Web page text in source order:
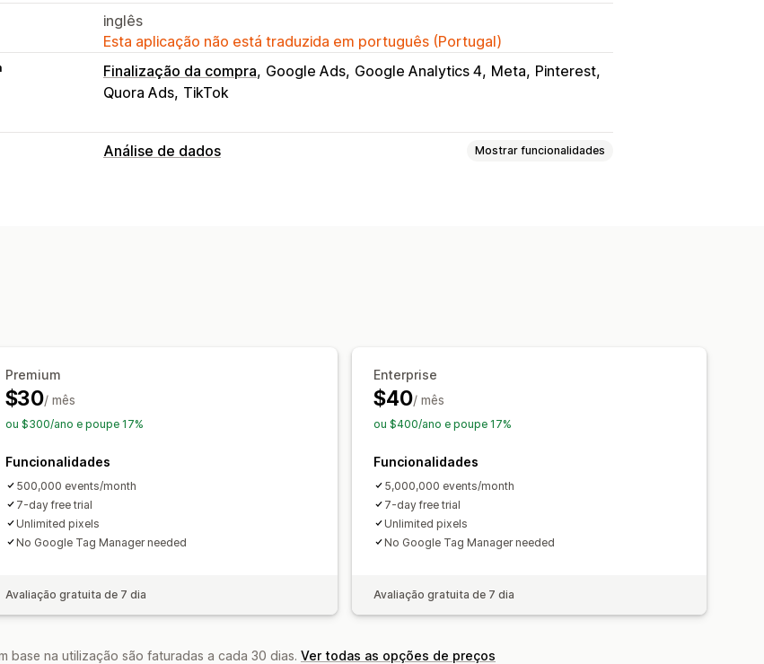
inglês
Esta aplicação não está traduzida em português (Portugal)
Finalização da compra Google Ads Google Analytics 4 Meta Pinterest
Quora Ads TikTok
Análise de dados Mostrar funcionalidades
Análise do histórico
Premium
$30/ mês
ou $300/ano e poupe 17%
Funcionalidades
500,000 events/month
7-day free trial
Unlimited pixels
No Google Tag Manager needed
Avaliação gratuita de 7 dia
Enterprise
$40/ mês
ou $400/ano e poupe 17%
Funcionalidades
5,000,000 events/month
7-day free trial
Unlimited pixels
No Google Tag Manager needed
Avaliação gratuita de 7 dia
base na utilização são faturadas a cada 30 dias. Ver todas as opções de preços